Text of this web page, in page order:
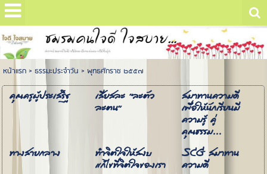
หน้าแรก> ธรรมะประจำวัน > พุทธศักราช ๒๕๕๗
คุณครูผู้ประเสริฐ เสียสละ "ละตัว
ละตน"
สมาทานความดี
เพื่อให้นักเรียนมี
ความรู้ คู่
คุณธรรม...
ทางสายกลาง
ทำจิตใจให้สงบ
แก้ไขที่จิตใจของเรา
SCG สมาทาน
ความดี